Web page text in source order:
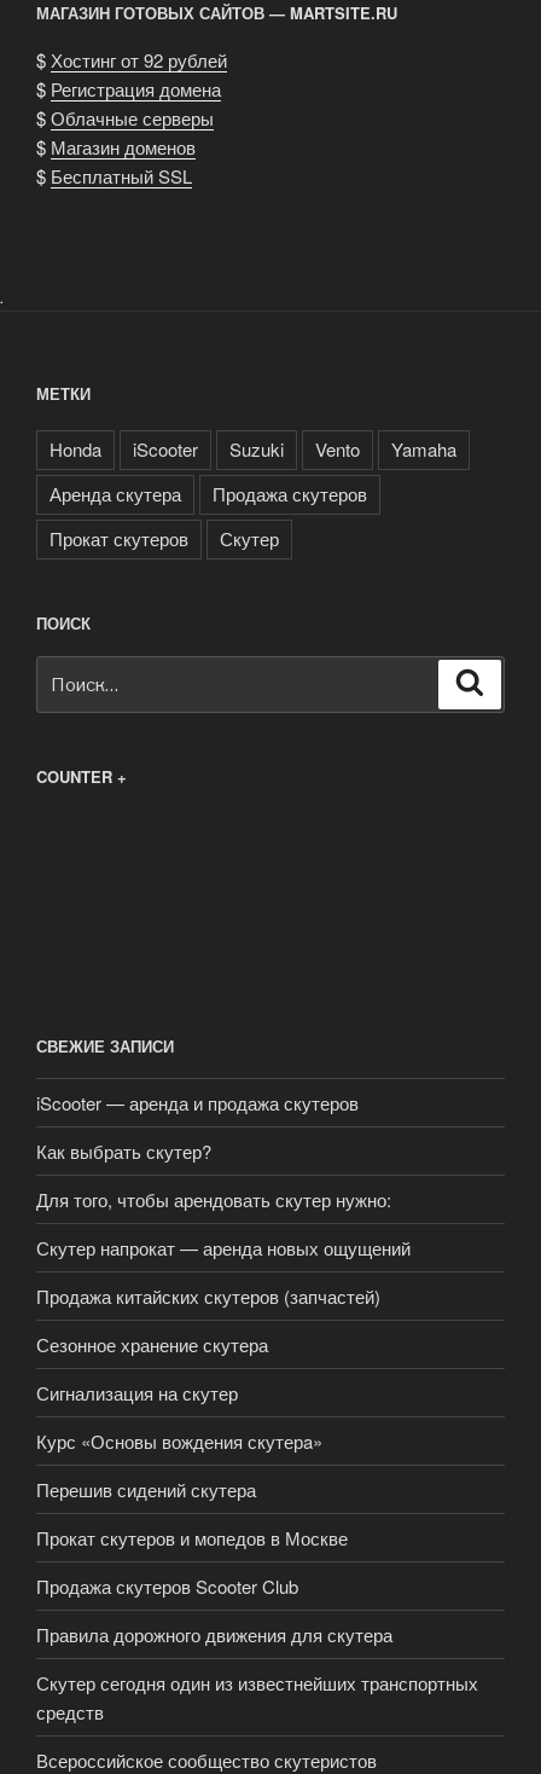
МАГАЗИН ГОТОВЫХ САЙТОВ — MARTSITE.RU
$ Хостинг от 92 рублей
$ Регистрация домена
$Облачные серверы
$ Магазин доменов
$ Бесплатный SSL
.
МЕТКИ
Honda iScooter Suzuki Vento
Yamaha
Аренда скутера
Продажа скутеров
Прокат скутеров
Скутер
ПОИСК
COUNTER +
СВЕЖИЕ ЗАПИСИ
iScooter — аренда и продажа скутеров
Как выбрать скутер?
Для того, чтобы арендовать скутер нужно:
Скутер напрокат — аренда новых ощущений
Продажа китайских скутеров (запчастей)
Сезонное хранение скутера
Сигнализация на скутер
Курс «Основы вождения скутерa»
Перешив сидений скутера
Прокат скутеров и мопедов в Москве
Продажа скутеров Scooter Club
Правила дорожного движения для скутера
Скутер сегодня один из известнейших транспортных
средств
Всероссийское сообщество скутеристов